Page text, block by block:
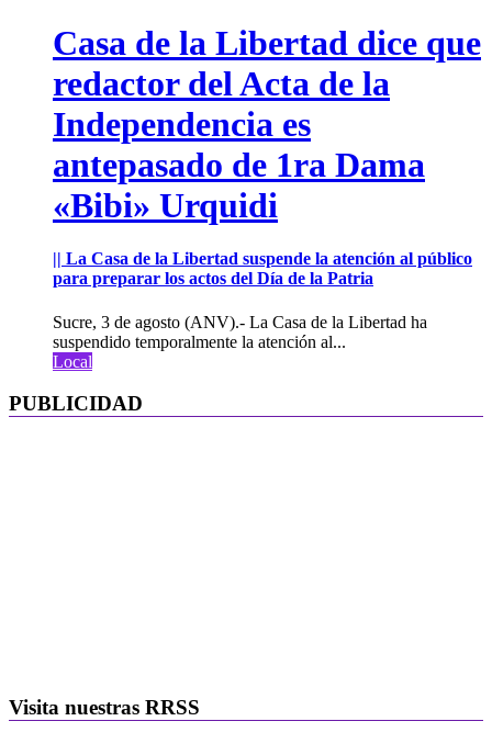
Casa de la Libertad dice que
redactor del Acta de la
Independencia es
antepasado de 1ra Dama
«Bibi» Urquidi
|| La Casa de la Libertad suspende la atención al público
para preparar los actos del Día de la Patria
Sucre, 3 de agosto (ANV).- La Casa de la Libertad ha
suspendido temporalmente la atención al...
Local
PUBLICIDAD
Visita nuestras RRSS